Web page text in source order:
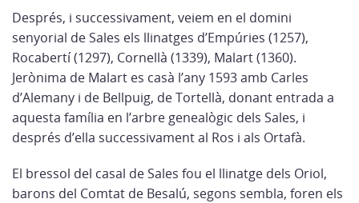
Després, i successivament, veiem en el domini
senyorial de Sales els llinatges d’Empúries (1257),
Rocabertí (1297), Cornellà (1339), Malart (1360).
Jerònima de Malart es casà l’any 1593 amb Carles
d’Alemany i de Bellpuig, de Tortellà, donant entrada a
aquesta família en l’arbre genealògic dels Sales, i
després d’ella successivament al Ros i als Ortafà.
El bressol del casal de Sales fou el llinatge dels Oriol,
barons del Comtat de Besalú, segons sembla, foren els